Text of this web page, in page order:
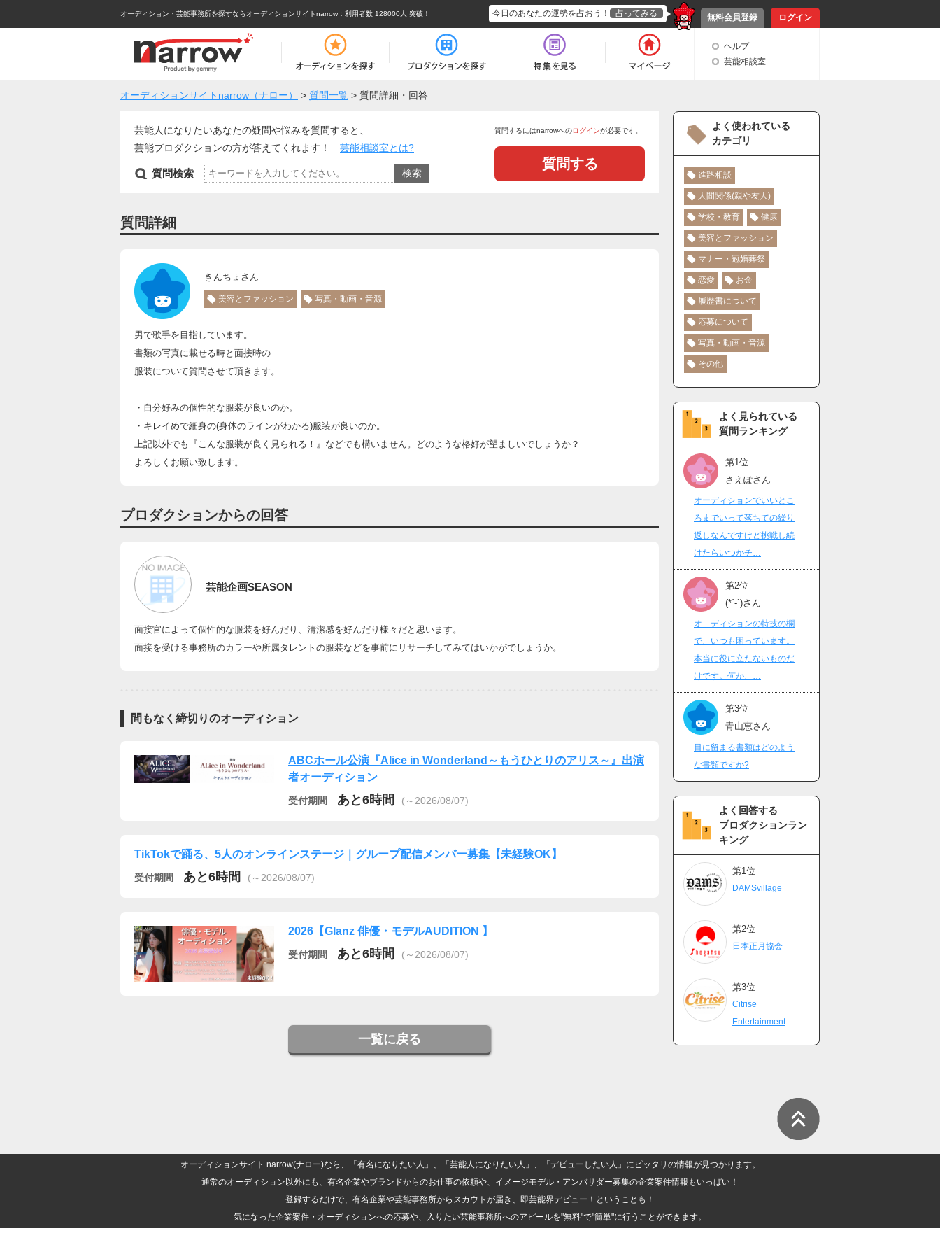
オーディション・芸能事務所を探すならオーディションサイトnarrow ：利用者数 128000人 突破！ 無料会員登録 ログイン
今日のあなたの運勢を占おう！ 占ってみる
ヘルプ
芸能相談室
オーディションサイトnarrow（ナロー） > 質問一覧 > 質問詳細・回答
芸能人になりたいあなたの疑問や悩みを質問すると、
芸能プロダクションの方が答えてくれます！ 芸能相談室とは?
質問検索
質問するにはnarrowへのログインが必要です。
質問する
質問詳細
きんちょさん
美容とファッション 写真・動画・音源
男で歌手を目指しています。
書類の写真に載せる時と面接時の
服装について質問させて頂きます。
・自分好みの個性的な服装が良いのか。
・キレイめで細身の(身体のラインがわかる)服装が良いのか。
上記以外でも『こんな服装が良く見られる！』などでも構いません。どのような格好が望ましいでしょうか？
よろしくお願い致します。
プロダクションからの回答
芸能企画SEASON
面接官によって個性的な服装を好んだり、清潔感を好んだり様々だと思います。
面接を受ける事務所のカラーや所属タレントの服装などを事前にリサーチしてみてはいかがでしょうか。
間もなく締切りのオーディション
ABCホール公演『Alice in Wonderland～もうひとりのアリス～』出演
者オーディション
受付期間 あと6時間 (～2026/08/07)
TikTokで踊る、5人のオンラインステージ｜グループ配信メンバー募集【未経験OK】
受付期間 あと6時間 (～2026/08/07)
2026【Glanz 俳優・モデルAUDITION 】
受付期間 あと6時間 (～2026/08/07)
一覧に戻る
よく使われている
カテゴリ
進路相談
人間関係(親や友人)
学校・教育 健康
美容とファッション
マナー・冠婚葬祭
恋愛 お金
履歴書について
応募について
写真・動画・音源
その他
よく見られている
質問ランキング
第1位
さえぽさん
オーディションでいいとこ
ろまでいって落ちての繰り
返しなんですけど挑戦し続
けたらいつかチ…
第2位
(*´-`)さん
オ―ディションの特技の欄
で、いつも困っています。
本当に役に立たないものだ
けです。何か、…
第3位
青山恵さん
目に留まる書類はどのよう
な書類ですか?
よく回答する
プロダクションラン
キング
第1位
DAMSvillage
第2位
日本正月協会
第3位
Citrise
Entertainment
オーディションサイト narrow(ナロー)なら、「有名になりたい人」、「芸能人になりたい人」、「デビューしたい人」にピッタリの情報が見つかります。
通常のオーディション以外にも、有名企業やブランドからのお仕事の依頼や、イメージモデル・アンバサダー募集の企業案件情報もいっぱい！
登録するだけで、有名企業や芸能事務所からスカウトが届き、即芸能界デビュー！ということも！
気になった企業案件・オーディションへの応募や、入りたい芸能事務所へのアピールを"無料"で"簡単"に行うことができます。